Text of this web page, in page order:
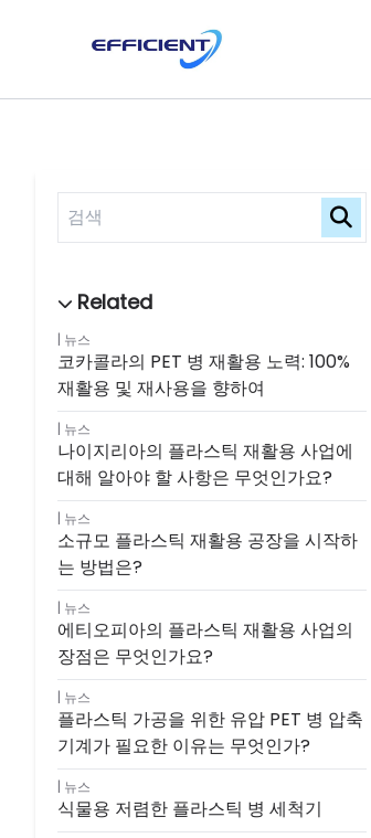
뉴스
코카콜라의 PET 병 재활용 노력: 100%
재활용 및 재사용을 향하여
뉴스
나이지리아의 플라스틱 재활용 사업에
대해 알아야 할 사항은 무엇인가요?
뉴스
소규모 플라스틱 재활용 공장을 시작하
는 방법은?
뉴스
에티오피아의 플라스틱 재활용 사업의
장점은 무엇인가요?
뉴스
플라스틱 가공을 위한 유압 PET 병 압축
기계가 필요한 이유는 무엇인가?
뉴스
식물용 저렴한 플라스틱 병 세척기